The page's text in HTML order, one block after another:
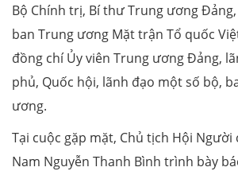
Bộ Chính trị, Bí thư Trung ương
ban Trung ương Mặt trận Tổ quốc
đồng chí Ủy viên Trung ương Đảng,
phủ, Quốc hội, lãnh đạo một số bộ,
ương.
Tại cuộc gặp mặt, Chủ tịch Hội Người
Nam Nguyễn Thanh Bình trình bày